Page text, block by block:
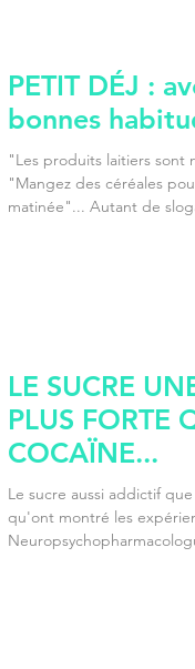
PETIT DÉJ :
bonnes
"Les produits laitiers sont
"Mangez des céréales
matinée"... Autant de
LE SUCRE
PLUS FORTE
COCAÏNE...
Le sucre aussi addictif
qu'ont montré les